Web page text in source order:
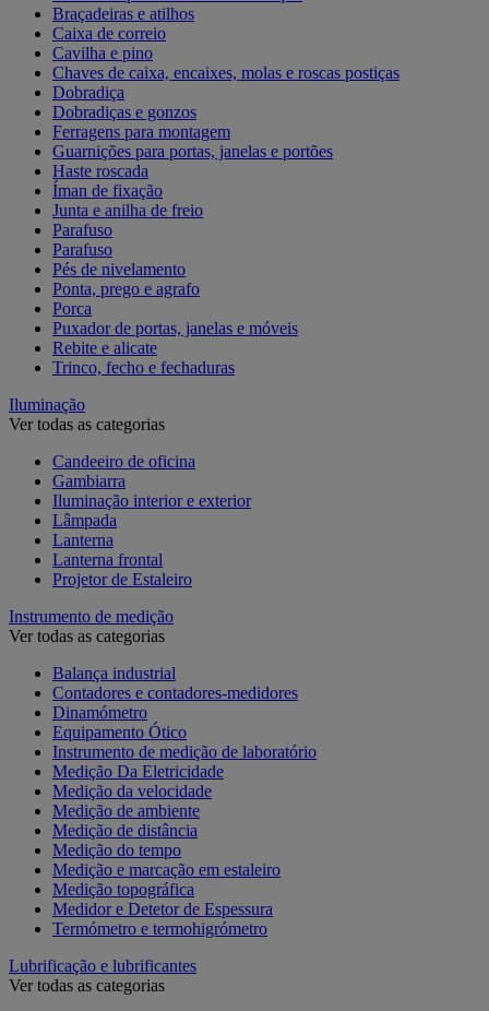
Braçadeiras e atilhos
Caixa de correio
Cavilha e pino
Chaves de caixa, encaixes, molas e roscas postiças
Dobradiça
Dobradiças e gonzos
Ferragens para montagem
Guarnições para portas, janelas e portões
Haste roscada
Íman de fixação
Junta e anilha de freio
Parafuso
Parafuso
Pés de nivelamento
Ponta, prego e agrafo
Porca
Puxador de portas, janelas e móveis
Rebite e alicate
Trinco, fecho e fechaduras
Iluminação
Ver todas as categorias
Candeeiro de oficina
Gambiarra
Iluminação interior e exterior
Lâmpada
Lanterna
Lanterna frontal
Projetor de Estaleiro
Instrumento de medição
Ver todas as categorias
Balança industrial
Contadores e contadores-medidores
Dinamómetro
Equipamento Ótico
Instrumento de medição de laboratório
Medição Da Eletricidade
Medição da velocidade
Medição de ambiente
Medição de distância
Medição do tempo
Medição e marcação em estaleiro
Medição topográfica
Medidor e Detetor de Espessura
Termómetro e termohigrómetro
Lubrificação e lubrificantes
Ver todas as categorias